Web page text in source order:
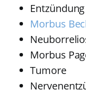
Morbus
Morbus
Tumore